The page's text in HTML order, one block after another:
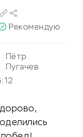
Рекомендую
Пётр
Пугачев